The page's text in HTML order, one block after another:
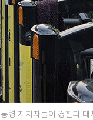
령 지지자들이 경찰과